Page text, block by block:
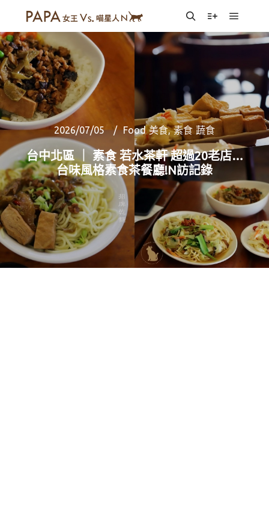
SearchMore info
Main
2026/07/05 Food 美食,素食 蔬食
台中北區 ｜ 素食 若水茶軒 超過20老店…
台味風格素食茶餐廳!N訪記錄